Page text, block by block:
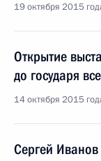
19 октября 2015
Открытие
до государя
14 октября 2015
Сергей